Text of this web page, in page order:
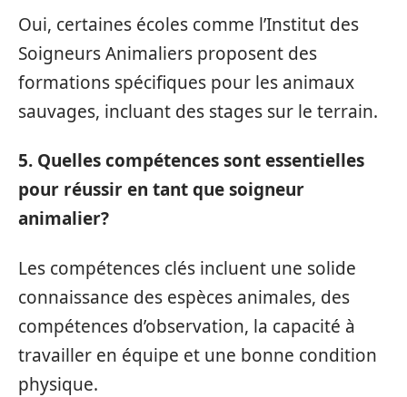
Oui, certaines écoles comme l’Institut des
Soigneurs Animaliers proposent des
formations spécifiques pour les animaux
sauvages, incluant des stages sur le terrain.
5. Quelles compétences sont essentielles
pour réussir en tant que soigneur
animalier?
Les compétences clés incluent une solide
connaissance des espèces animales, des
compétences d’observation, la capacité à
travailler en équipe et une bonne condition
physique.